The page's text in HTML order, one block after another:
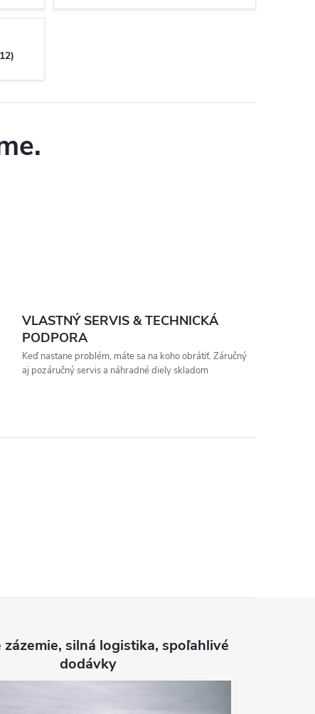
VLASTNÝ SERVIS & TECHNICKÁ
PODPORA
Keď nastane problém, máte sa na koho obrátiť. Záručný
aj pozáručný servis a náhradné diely skladom
zázemie, silná logistika, spoľahlivé
dodávky